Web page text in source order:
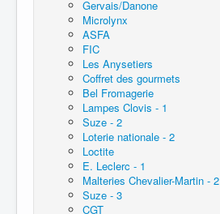
Gervais/Danone
Microlynx
ASFA
FIC
Les Anysetiers
Coffret des gourmets
Bel Fromagerie
Lampes Clovis - 1
Suze - 2
Loterie nationale - 2
Loctite
E. Leclerc - 1
Malteries Chevalier-Martin - 2
Suze - 3
CGT